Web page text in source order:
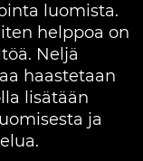
luomista.
helppoa on
Neljä
haastetaan
lisätään
ja